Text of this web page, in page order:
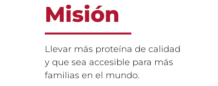
Misión
Llevar más proteína de calidad
y que sea accesible para más
familias en el mundo.